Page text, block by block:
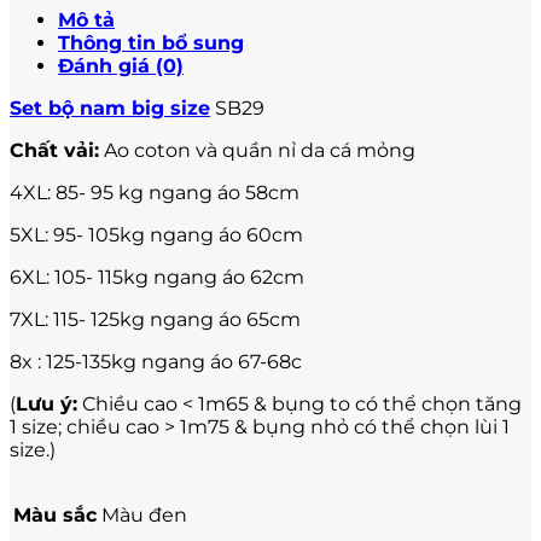
Mô tả
Thông tin bổ sung
Đánh giá (0)
Set bộ nam big size SB29
Chất vải: Ao coton và quần nỉ da cá mỏng
4XL: 85- 95 kg ngang áo 58cm
5XL: 95- 105kg ngang áo 60cm
6XL: 105- 115kg ngang áo 62cm
7XL: 115- 125kg ngang áo 65cm
8x : 125-135kg ngang áo 67-68c
(Lưu ý: Chiều cao < 1m65 & bụng to có thể chọn tăng
1 size; chiều cao > 1m75 & bụng nhỏ có thể chọn lùi 1
size.)
Màu sắc Màu đen